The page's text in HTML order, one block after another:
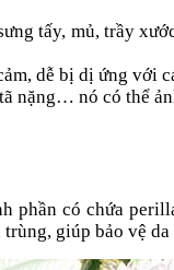
tấy, mủ, trầy
dễ bị dị ứng với
nặng… nó có thể
phần có chứa
giúp bảo vệ